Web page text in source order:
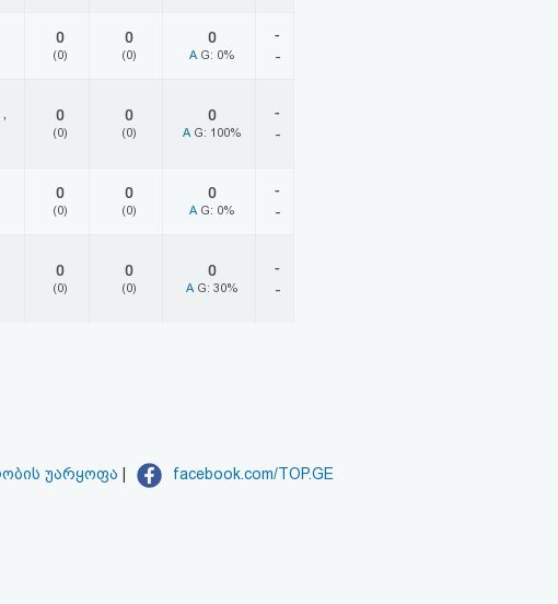
0
(0)
0
(0)
0
A G: 0%
-
-
0
(0)
0
(0)
0
A G: 100%
-
-
0
(0)
0
(0)
0
A G: 0%
-
-
0
(0)
0
(0)
0
A G: 30%
-
-
უარყოფა facebook.com/TOP.GE